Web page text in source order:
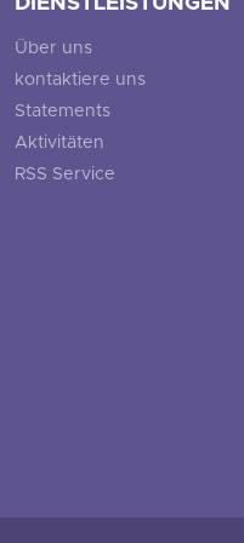
Über uns
kontaktiere uns
Statements
Aktivitäten
RSS Service